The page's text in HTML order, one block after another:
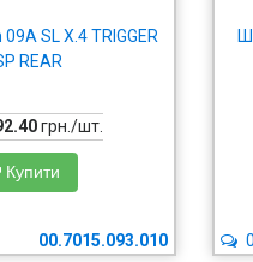
SL X.4 TRIGGER
REAR
грн./шт.
Купити
00.7015.093.010 0